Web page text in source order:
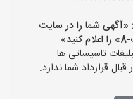
شما را در سایت
تاسیساتی ها
قرارداد شما ندارد.